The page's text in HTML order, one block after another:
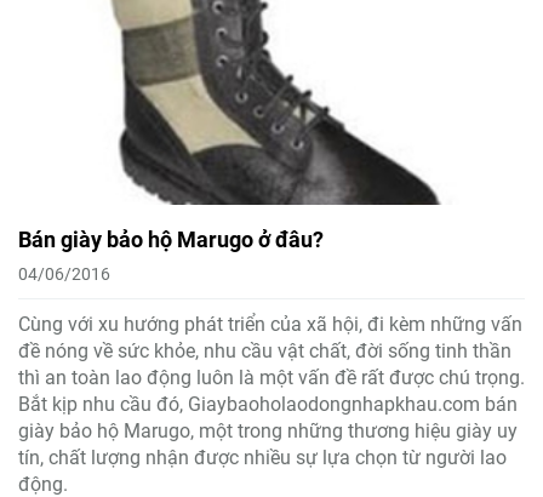
Bán giày bảo hộ Marugo ở đâu?
04/06/2016
Cùng với xu hướng phát triển của xã hội, đi kèm những vấn
đề nóng về sức khỏe, nhu cầu vật chất, đời sống tinh thần
thì an toàn lao động luôn là một vấn đề rất được chú trọng.
Bắt kịp nhu cầu đó, Giaybaoholaodongnhapkhau.com bán
giày bảo hộ Marugo, một trong những thương hiệu giày uy
tín, chất lượng nhận được nhiều sự lựa chọn từ người lao
động.